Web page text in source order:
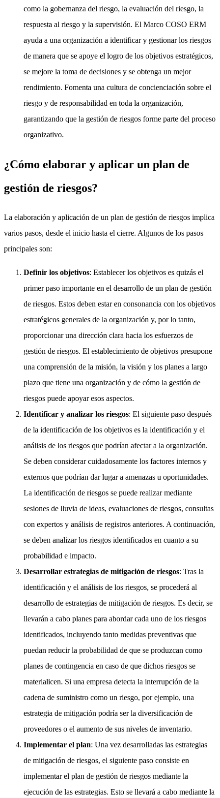
como la gobernanza del riesgo, la evaluación del riesgo, la
respuesta al riesgo y la supervisión. El Marco COSO ERM
ayuda a una organización a identificar y gestionar los riesgos
de manera que se apoye el logro de los objetivos estratégicos,
se mejore la toma de decisiones y se obtenga un mejor
rendimiento. Fomenta una cultura de concienciación sobre el
riesgo y de responsabilidad en toda la organización,
garantizando que la gestión de riesgos forme parte del proceso
organizativo.
¿Cómo elaborar y aplicar un plan de
gestión de riesgos?
La elaboración y aplicación de un plan de gestión de riesgos implica
varios pasos, desde el inicio hasta el cierre. Algunos de los pasos
principales son:
Definir los objetivos: Establecer los objetivos es quizás el
primer paso importante en el desarrollo de un plan de gestión
de riesgos. Estos deben estar en consonancia con los objetivos
estratégicos generales de la organización y, por lo tanto,
proporcionar una dirección clara hacia los esfuerzos de
gestión de riesgos. El establecimiento de objetivos presupone
una comprensión de la misión, la visión y los planes a largo
plazo que tiene una organización y de cómo la gestión de
riesgos puede apoyar esos aspectos.
Identificar y analizar los riesgos: El siguiente paso después
de la identificación de los objetivos es la identificación y el
análisis de los riesgos que podrían afectar a la organización.
Se deben considerar cuidadosamente los factores internos y
externos que podrían dar lugar a amenazas u oportunidades.
La identificación de riesgos se puede realizar mediante
sesiones de lluvia de ideas, evaluaciones de riesgos, consultas
con expertos y análisis de registros anteriores. A continuación,
se deben analizar los riesgos identificados en cuanto a su
probabilidad e impacto.
Desarrollar estrategias de mitigación de riesgos: Tras la
identificación y el análisis de los riesgos, se procederá al
desarrollo de estrategias de mitigación de riesgos. Es decir, se
llevarán a cabo planes para abordar cada uno de los riesgos
identificados, incluyendo tanto medidas preventivas que
puedan reducir la probabilidad de que se produzcan como
planes de contingencia en caso de que dichos riesgos se
materialicen. Si una empresa detecta la interrupción de la
cadena de suministro como un riesgo, por ejemplo, una
estrategia de mitigación podría ser la diversificación de
proveedores o el aumento de sus niveles de inventario.
Implementar el plan: Una vez desarrolladas las estrategias
de mitigación de riesgos, el siguiente paso consiste en
implementar el plan de gestión de riesgos mediante la
ejecución de las estrategias. Esto se llevará a cabo mediante la